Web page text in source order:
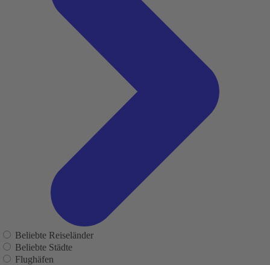
Beliebte Reiseländer
Beliebte Städte
Flughäfen